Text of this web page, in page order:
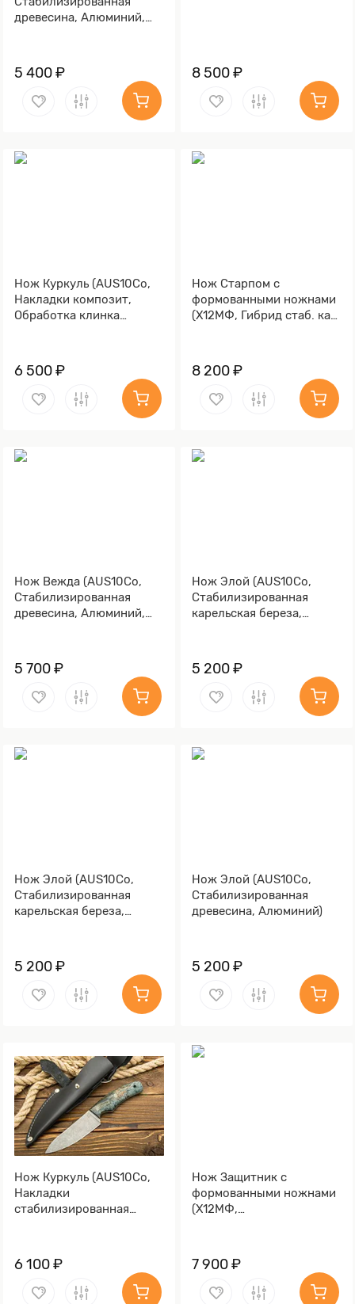
древесина, Алюминий,
5 400 ₽ 8 500 ₽
Нож Куркуль (AUS10Co,
Накладки композит,
Обработка клинка
6 500 ₽
Нож Старпом с
формованными ножнами
(Х12МФ, Гибрид стаб. кап
8 200 ₽
Нож Вежда (AUS10Co,
Стабилизированная
древесина, Алюминий,
5 700 ₽
Нож Элой (AUS10Co,
Стабилизированная
карельская береза,
5 200 ₽
Нож Элой (AUS10Co,
Стабилизированная
карельская береза,
5 200 ₽
Нож Элой (AUS10Co,
Стабилизированная
древесина, Алюминий)
5 200 ₽
Нож Куркуль (AUS10Co,
Накладки
стабилизированная
Stonewash)
6 100 ₽
Нож Защитник с
формованными ножнами
(Х12МФ,
7 900 ₽